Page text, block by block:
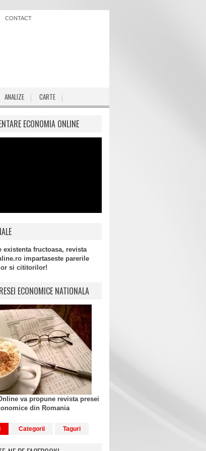
CONTACT
ANALIZE CARTE
ECONOMIA ONLINE
existenta fructoasa, revista
impartaseste parerile
si cititorilor!
ECONOMICE NATIONALA
va propune revista presei
din Romania
Categorii Taguri